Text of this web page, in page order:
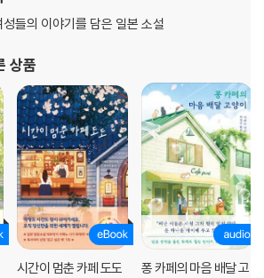
들의 이야기를 담은 일본 소설
상품
시간이 멈춘 카페 도도
퐁 카페의 마음 배달 고